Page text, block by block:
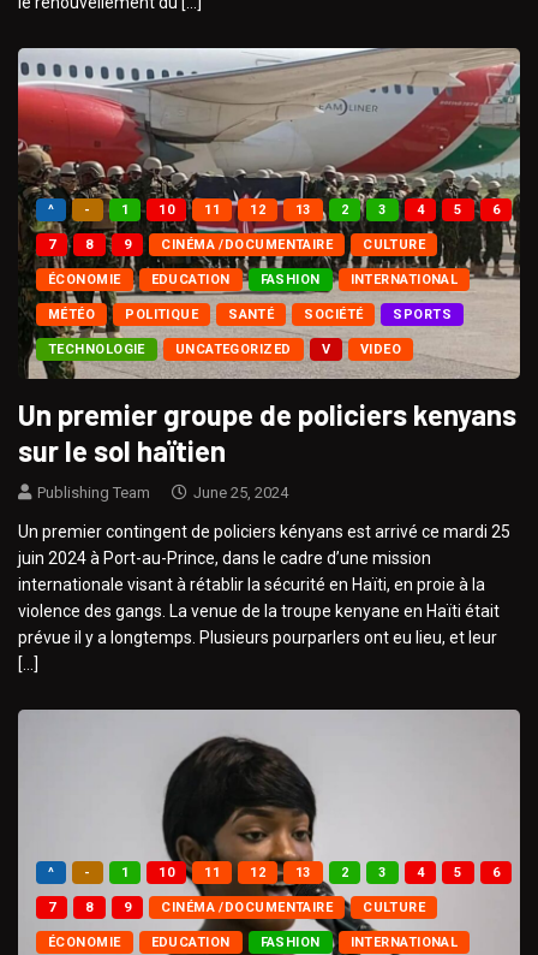
^ - 1 10 11 12 13 2 3 4 5 6
7 8 9 CINÉMA /DOCUMENTAIRE CULTURE
ÉCONOMIE EDUCATION FASHION INTERNATIONAL
MÉTÉO POLITIQUE SANTÉ SOCIÉTÉ SPORTS
TECHNOLOGIE UNCATEGORIZED V VIDEO
Un premier groupe de policiers kenyans
sur le sol haïtien
Publishing Team June 25, 2024
Un premier contingent de policiers kényans est arrivé ce mardi 25
juin 2024 à Port-au-Prince, dans le cadre d’une mission
internationale visant à rétablir la sécurité en Haïti, en proie à la
violence des gangs. La venue de la troupe kenyane en Haïti était
prévue il y a longtemps. Plusieurs pourparlers ont eu lieu, et leur
[…]
^ - 1 10 11 12 13 2 3 4 5 6
7 8 9 CINÉMA /DOCUMENTAIRE CULTURE
ÉCONOMIE EDUCATION FASHION INTERNATIONAL